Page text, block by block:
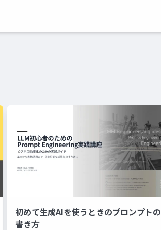
初めて生成AIを使うときのプロンプトの
書き方